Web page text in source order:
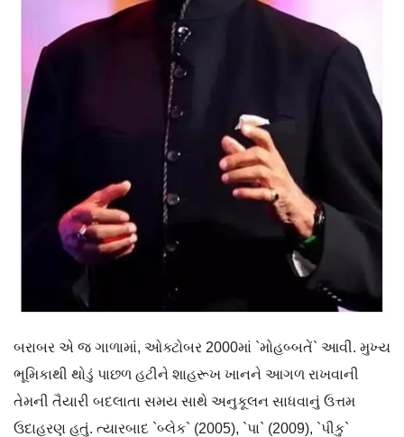
બરાબર એ જ ગાળામાં, ઓક્ટોબર 2000માં `મોહબ્બતેં` આવી. મુખ્ય
ભૂમિકાથી થોડું પાછળ હટીને શાહરૂખ ખાનને આગળ રાખવાની
તેમની તૈયારી બદલાતા સમય સાથે અનુકૂલન સાધવાનું ઉત્તમ
ઉદાહરણ હતું. ત્યારબાદ `બ્લેક` (2005), `પા` (2009), `પીકુ`